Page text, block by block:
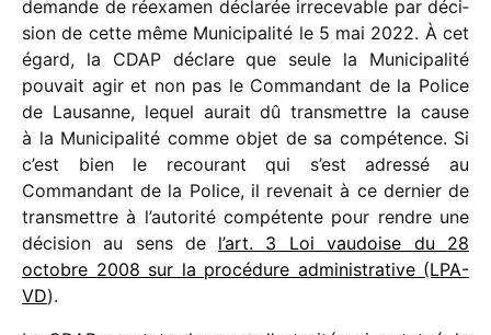
demande de réexa­men décla­rée irre­ce­vable par déci­
sion de cette même Municipalité le 5 mai 2022. À cet
égard, la CDAP déclare que seule la Municipalité
pouvait agir et non pas le Commandant de la Police
de Lausanne, lequel aurait dû trans­mettre la cause
à la Municipalité comme objet de sa compé­tence. Si
c’est bien le recou­rant qui s’est adressé au
Commandant de la Police, il reve­nait à ce dernier de
trans­mettre à l’au­to­rité compé­tente pour rendre une
déci­sion au sens de l’art. 3 Loi vaudoise du 28
octobre 2008 sur la procé­dure admi­nis­tra­tive (LPA-
VD).